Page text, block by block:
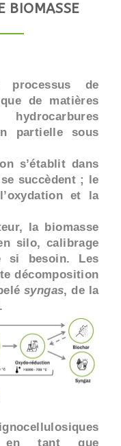
BIOMASSE
de
de matières
partielle sous
s’établit dans
succèdent ; le
et la
la biomasse
silo, calibrage
si besoin. Les
décomposition
syngas, de la
en tant que